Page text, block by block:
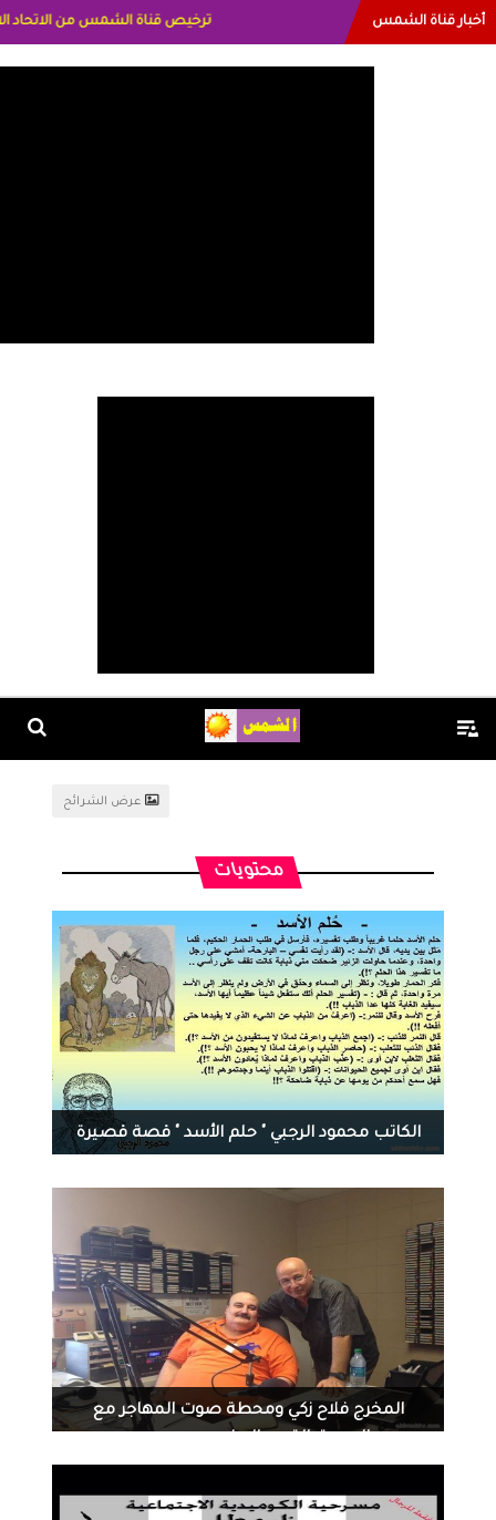
أخبار قناة الشمس
عرض الشرائح
محتويات
الكاتب محمود الرجبي " حلم الأسد " قصة قصيرة
0
3729
المخرج فلاح زكي ومحطة صوت المهاجر مع